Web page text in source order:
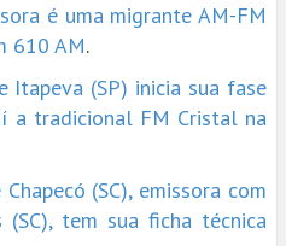
é uma migrante AM-FM
610 AM.
Itapeva (SP) inicia sua fase
a tradicional FM Cristal na
(SC), emissora com
tem sua ficha técnica